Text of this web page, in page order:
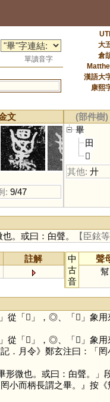
單讀音字
大
倉
漢語大
康熙
文
: 9/47
(部件樹)
畢
田
𠦒
其他: 廾
。或曰：甶聲。 【臣鉉
註解
中
古
音
聲
幫
」從「𠦒 」，◎、「𠦒 」象
」從「𠦒 」，◎、「𠦒 」象
．月令》鄭玄注曰：「
微也。或曰：甶聲。」
小而柄長謂之畢。』按